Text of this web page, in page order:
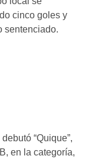
cinco goles y
sentenciado.
“Quique”,
en la categoría,